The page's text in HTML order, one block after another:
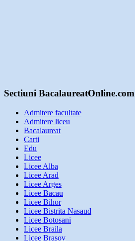
Sectiuni BacalaureatOnline.com
Admitere facultate
Admitere liceu
Bacalaureat
Carti
Edu
Licee
Licee Alba
Licee Arad
Licee Arges
Licee Bacau
Licee Bihor
Licee Bistrita Nasaud
Licee Botosani
Licee Braila
Licee Brasov